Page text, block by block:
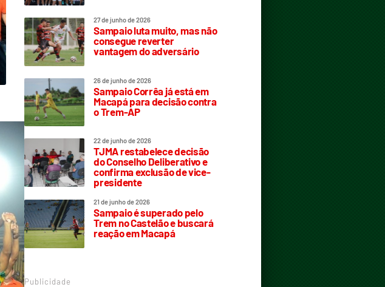
27 de junho de 2026
Sampaio luta muito, mas não
consegue reverter
vantagem do adversário
26 de junho de 2026
Sampaio Corrêa já está em
Macapá para decisão contra
o Trem-AP
22 de junho de 2026
TJMA restabelece decisão
do Conselho Deliberativo e
confirma exclusão de vice-
presidente
21 de junho de 2026
Sampaio é superado pelo
Trem no Castelão e buscará
reação em Macapá
Publicidade